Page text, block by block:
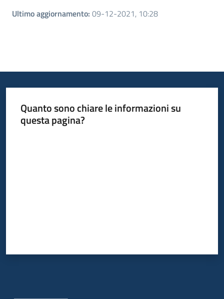
Ultimo aggiornamento: 09-12-2021, 10:28
Quanto sono chiare le informazioni su
questa pagina?